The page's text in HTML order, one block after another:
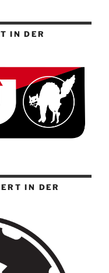
IN DER
IN DER